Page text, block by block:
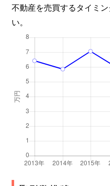
不動産を売買するタイミ
い。